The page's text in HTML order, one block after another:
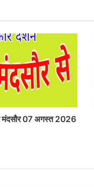
मंदसौर 07 अगस्त 2026